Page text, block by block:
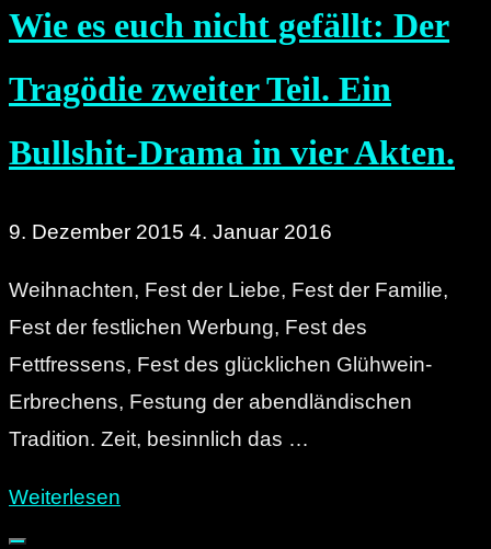
Wie es euch nicht gefällt: Der
Tragödie zweiter Teil. Ein
Bullshit-Drama in vier Akten.
9. Dezember 2015 4. Januar 2016
Weihnachten, Fest der Liebe, Fest der Familie,
Fest der festlichen Werbung, Fest des
Fettfressens, Fest des glücklichen Glühwein-
Erbrechens, Festung der abendländischen
Tradition. Zeit, besinnlich das …
Weiterlesen